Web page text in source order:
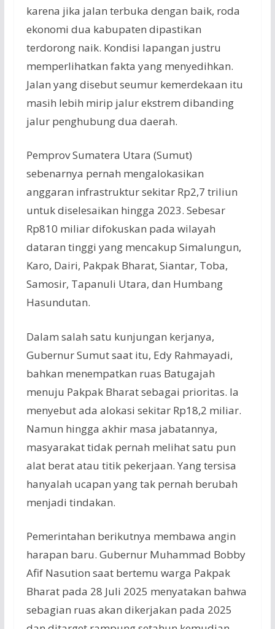
karena jika jalan terbuka dengan baik, roda
ekonomi dua kabupaten dipastikan
terdorong naik. Kondisi lapangan justru
memperlihatkan fakta yang menyedihkan.
Jalan yang disebut seumur kemerdekaan itu
masih lebih mirip jalur ekstrem dibanding
jalur penghubung dua daerah.
Pemprov Sumatera Utara (Sumut)
sebenarnya pernah mengalokasikan
anggaran infrastruktur sekitar Rp2,7 triliun
untuk diselesaikan hingga 2023. Sebesar
Rp810 miliar difokuskan pada wilayah
dataran tinggi yang mencakup Simalungun,
Karo, Dairi, Pakpak Bharat, Siantar, Toba,
Samosir, Tapanuli Utara, dan Humbang
Hasundutan.
Dalam salah satu kunjungan kerjanya,
Gubernur Sumut saat itu, Edy Rahmayadi,
bahkan menempatkan ruas Batugajah
menuju Pakpak Bharat sebagai prioritas. Ia
menyebut ada alokasi sekitar Rp18,2 miliar.
Namun hingga akhir masa jabatannya,
masyarakat tidak pernah melihat satu pun
alat berat atau titik pekerjaan. Yang tersisa
hanyalah ucapan yang tak pernah berubah
menjadi tindakan.
Pemerintahan berikutnya membawa angin
harapan baru. Gubernur Muhammad Bobby
Afif Nasution saat bertemu warga Pakpak
Bharat pada 28 Juli 2025 menyatakan bahwa
sebagian ruas akan dikerjakan pada 2025